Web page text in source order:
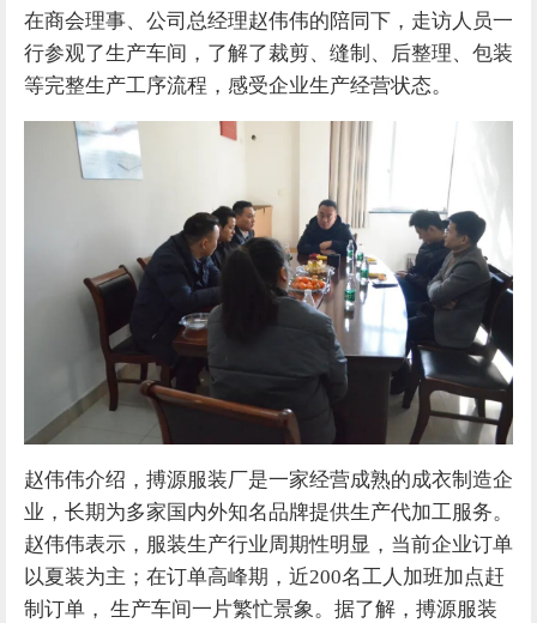
在商会理事、公司总经理赵伟伟的陪同下，走访人员一
行参观了生产车间，了解了裁剪、缝制、后整理、包装
等完整生产工序流程，感受企业生产经营状态。
赵伟伟介绍，搏源服装厂是一家经营成熟的成衣制造企
业，长期为多家国内外知名品牌提供生产代加工服务。
赵伟伟表示，服装生产行业周期性明显，当前企业订单
以夏装为主；在订单高峰期，近200名工人加班加点赶
制订单， 生产车间一片繁忙景象。据了解， 搏源服装